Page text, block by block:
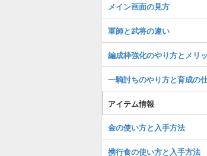
メイン画面の見方
軍師と武将の違い
編成枠強化のやり方とメリ
一騎討ちのやり方と育成の
アイテム情報
金の使い方と入手方法
携行食の使い方と入手方法